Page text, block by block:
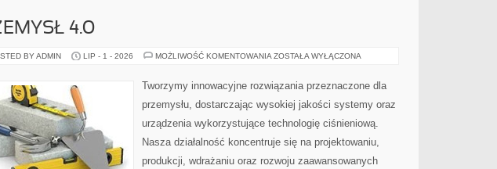
4.0
BY ADMIN LIP - 1 - 2026 MOŻLIWOŚĆ KOMENTOWANIA PRZEMYSŁ
ZOSTAŁA WYŁĄCZONA
Tworzymy innowacyjne rozwiązania przeznaczone dla
przemysłu, dostarczając wysokiej jakości systemy oraz
urządzenia wykorzystujące technologię ciśnieniową.
Nasza działalność koncentruje się na projektowaniu,
produkcji, wdrażaniu oraz rozwoju zaawansowanych